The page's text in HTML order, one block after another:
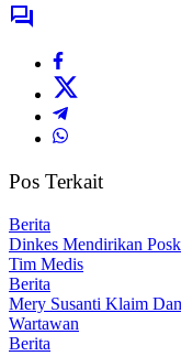
Pos Terkait
Berita
Dinkes Mendirikan
Tim Medis
Berita
Mery Susanti Klaim
Wartawan
Berita